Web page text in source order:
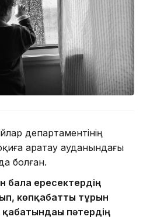
департаментінің
Қаратау ауданындағы
болған.
бала ересектердің
көпқабатты тұрғын
пәтердің